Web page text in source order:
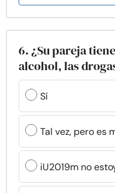
6. ¿Su pareja
alcohol, las
Sí
Tal vez, pero es
iU2019m no